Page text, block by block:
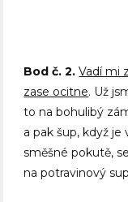
Bod č. 2. Vadí mi
zase ocitne. Už
to na bohulibý
a pak šup, když
směšné pokutě,
na potravinový